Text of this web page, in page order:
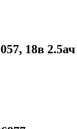
18в 2.5ач